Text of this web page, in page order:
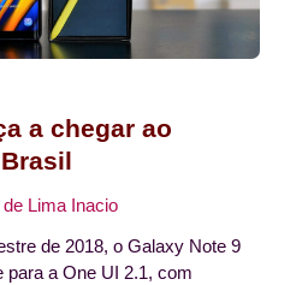
a chegar ao
Lima Inacio
de 2018, o Galaxy Note 9
para a One UI 2.1, com